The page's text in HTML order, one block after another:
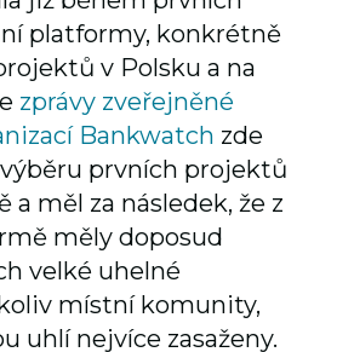
platformy, konkrétně
v Polsku a na
zprávy zveřejněné
Bankwatch zde
prvních projektů
a měl za následek, že z
měly doposud
velké uhelné
místní komunity,
uhlí nejvíce zasaženy.